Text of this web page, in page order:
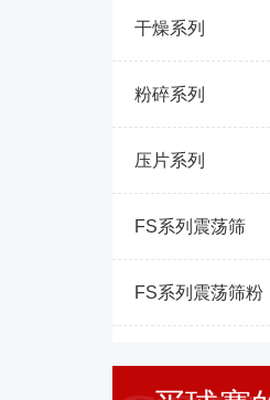
干燥系列
粉碎系列
压片系列
FS系列震荡筛
FS系列震荡筛粉